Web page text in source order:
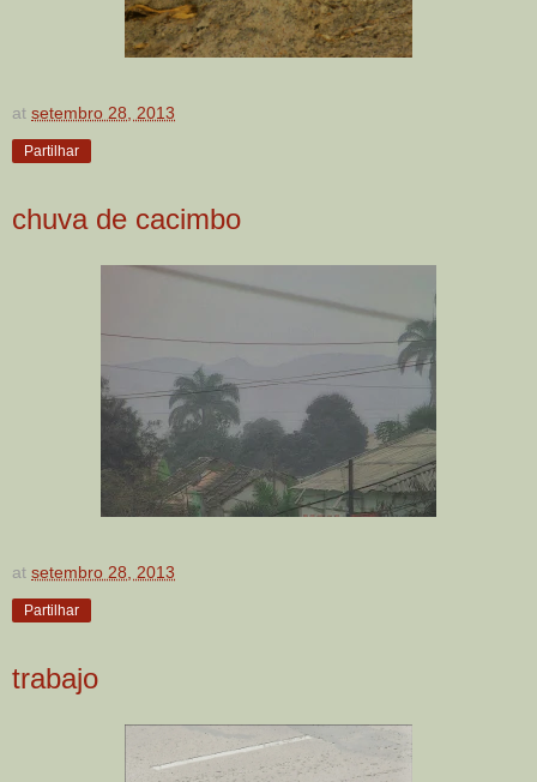
at setembro 28, 2013
Partilhar
chuva de cacimbo
at setembro 28, 2013
Partilhar
trabajo